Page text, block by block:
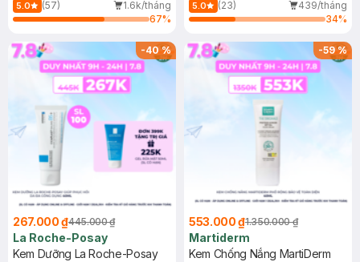
5.0 (57)
1.6k/tháng
67%
5.0 (23)
439/tháng
34%
-40%
267.000 ₫445.000 ₫
La Roche-Posay
Kem Dưỡng La Roche-Posay
-59%
553.000 ₫1.350.000 ₫
Martiderm
Kem Chống Nắng MartiDerm